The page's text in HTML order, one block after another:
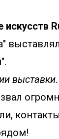
выставки.